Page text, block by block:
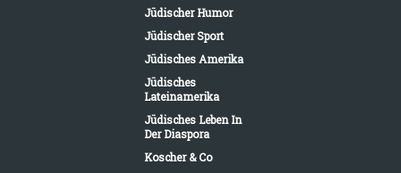
Jüdischer Humor
Jüdischer Sport
Jüdisches Amerika
Jüdisches
Lateinamerika
Jüdisches Leben In
Der Diaspora
Koscher & Co